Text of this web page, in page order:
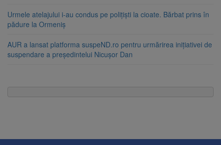
Urmele atelajului i-au condus pe polițiști la cioate. Bărbat prins în
pădure la Ormeniș
AUR a lansat platforma suspeND.ro pentru urmărirea inițiativei de
suspendare a președintelui Nicușor Dan